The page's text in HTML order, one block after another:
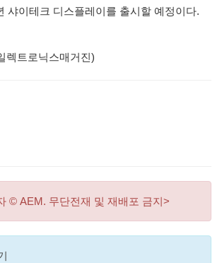
샤이테크 디스플레이를 출시할 예정이다.
렉트로닉스매거진)
© AEM. 무단전재 및 재배포 금지>